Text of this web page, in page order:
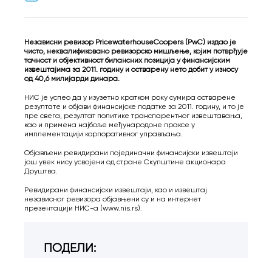
Независни ревизор PricewaterhouseCoopers (PwC) издао је
чисто, неквалификовано ревизорско мишљење, којим потврђује
тачност и објективност билансних позиција у финансијским
извештајима за 2011. годину и остварену нето добит у износу
од 40,6 милијарди динара.
НИС је успео да у изузетно кратком року сумира остварене
резултате и објави финансијске податке за 2011. годину, и то је
пре свега, резултат политике транспарентног извештавања,
као и примена најбоље међународоне праксе у
имплементацији корпоративног управљања.
Објављени ревидирани појединачни финансијски извештаји
још увек нису усвојени од стране Скупштине акционара
Друштва.
Ревидирани финансијски извештаји, као и извештај
независног ревизора објавњени су и на интернет
презентацији НИС-а (www.nis.rs).
ПОДЕЛИ: